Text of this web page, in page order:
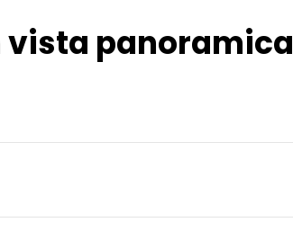
vista panoramica